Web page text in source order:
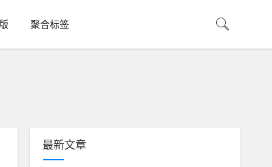
聚合标签
最新文章